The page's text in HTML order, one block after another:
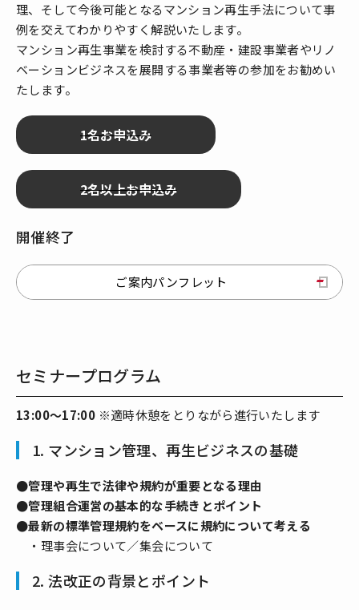
理、そして今後可能となるマンション再生手法について事
例を交えてわかりやすく解説いたします。
マンション再生事業を検討する不動産・建設事業者やリノ
ベーションビジネスを展開する事業者等の参加をお勧めい
たします。
開催終了
ご案内パンフレット
セミナープログラム
13:00～17:00 ※適時休憩をとりながら進行いたします
1. マンション管理、再生ビジネスの基礎
●管理や再生で法律や規約が重要となる理由
●管理組合運営の基本的な手続きとポイント
●最新の標準管理規約をベースに規約について考える
・理事会について／集会について
2. 法改正の背景とポイント